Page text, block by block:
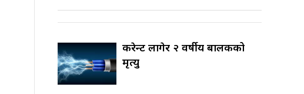
करेन्ट लागेर २ वर्षीय बालकको
मृत्यु